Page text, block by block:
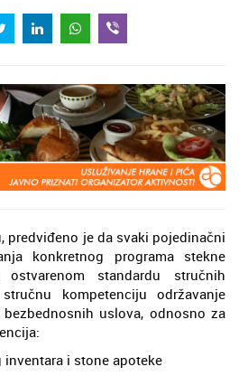
predviđeno je da svaki pojedinačni
konkretnog programa stekne
standardu stručnih
kompetenciju održavanje
uslova, odnosno za
i stone apoteke